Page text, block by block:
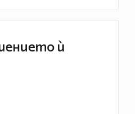
ѝ